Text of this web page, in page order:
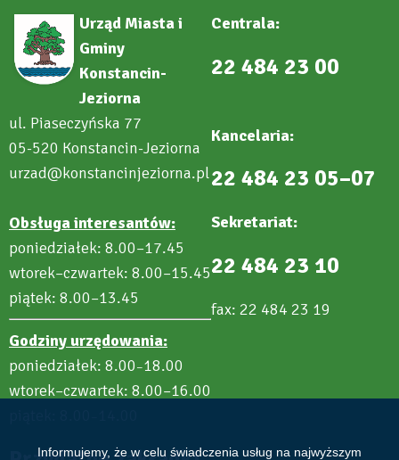
Informujemy, że w celu świadczenia usług na najwyższym
Urząd Miasta i
Gminy
Konstancin-
Jeziorna
ul. Piaseczyńska 77
05-520 Konstancin-Jeziorna
urzad@konstancinjeziorna.pl
Obsługa interesantów:
poniedziałek: 8.00–17.45
wtorek–czwartek: 8.00–15.45
piątek: 8.00–13.45
Godziny urzędowania:
poniedziałek: 8.00–18.00
wtorek–czwartek: 8.00–16.00
Centrala:
22 484 23 00
Kancelaria:
22 484 23 05–07
Sekretariat:
22 484 23 10
fax: 22 484 23 19